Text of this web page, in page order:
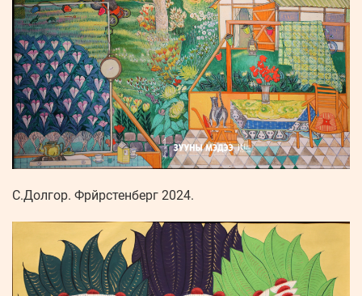
С.Долгор. Фрйрстенберг 2024.